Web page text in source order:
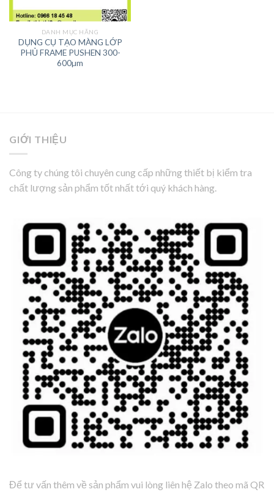
DANH MỤC HÃNG
DỤNG CỤ TẠO MÀNG LỚP
PHỦ FRAME PUSHEN 300-
600µm
GIỚI THIỆU
Công ty chúng tôi chuyên cung cấp những thiết bị kiểm tra
chất lượng sản phẩm tốt nhất tới quý khách hàng.
Để tư vấn thêm về sản phẩm vui lòng liên hệ Zalo theo mã QR